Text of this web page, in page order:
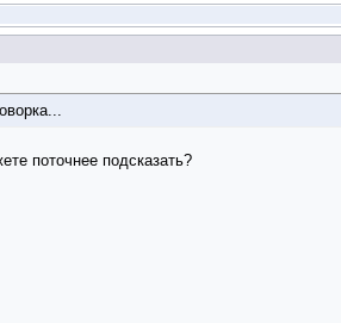
поточнее подсказать?